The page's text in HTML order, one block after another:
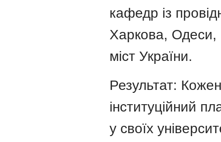
кафедр із
Харкова, Одеси,
міст України.
Результат:
інституційний
у своїх